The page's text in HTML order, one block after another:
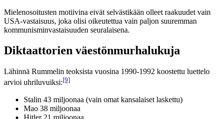
Mielenosoitusten motiivina eivät selvästikään olleet raakuudet vain
USA-vastaisuus, joka olisi oikeutettua vain paljon suuremman
kommunisminvastaisuuden seuralaisena.
Diktaattorien väestönmurhalukuja
Lähinnä Rummelin teoksista vuosina 1990-1992 koostettu luettelo
arvioi uhriluvuiksi:[9]
Stalin 43 miljoonaa (vain omat kansalaiset laskettu)
Mao 38 miljoonaa
Hitler 21 miljoonaa